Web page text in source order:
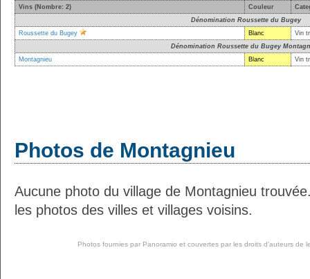
Vins (Nombre: 2) Couleur
Dénomination Roussette du Bugey
Roussette du Bugey
Blanc
Vin
Dénomination Roussette du Bugey
Montagnieu
Blanc Vin
Photos de Montagnieu
Aucune photo du village de Montagnieu
les photos des villes et villages voisins.
Photos fournies par Panoramio et couvertes par les droits d'auteurs de